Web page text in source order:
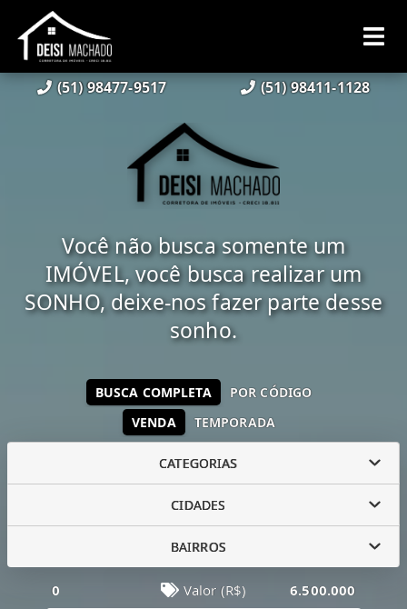
(51) 98477-9517 (51) 98411-1128
Você não busca somente um
IMÓVEL, você busca realizar um
SONHO, deixe-nos fazer parte desse
sonho.
VENDA TEMPORADA
BUSCA COMPLETA POR CÓDIGO
CATEGORIAS
CIDADES
BAIRROS
0 Valor (R$) 6.500.000